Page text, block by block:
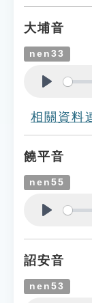
大埔音
nen33
相關資料
饒平音
nen55
詔安音
nen53